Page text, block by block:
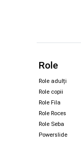
Role
Role adulți
Role copii
Role Fila
Role Roces
Role Seba
Powerslide